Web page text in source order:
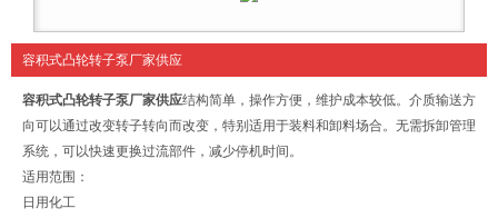
容积式凸轮转子泵厂家供应
容积式凸轮转子泵厂家供应结构简单，操作方便，维护成本较低。介质输送方
向可以通过改变转子转向而改变，特别适用于装料和卸料场合。无需拆卸管理
系统，可以快速更换过流部件，减少停机时间。
适用范围：
日用化工